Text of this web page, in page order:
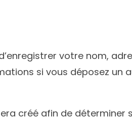
votre nom,
si vous déposez un
créé afin de